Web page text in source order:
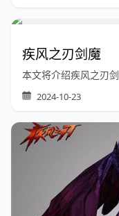
疾风之刃剑魔
本文将介绍疾风之刃
2024-10-23